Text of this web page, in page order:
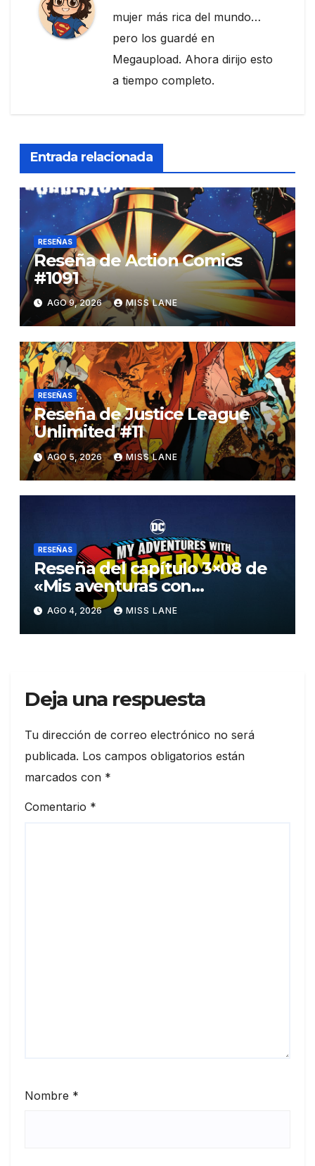
mujer más rica del mundo…
pero los guardé en
Megaupload. Ahora dirijo esto
a tiempo completo.
Entrada relacionada
RESEÑAS
Reseña de Action Comics
#1091
AGO 9, 2026 MISS LANE
RESEÑAS
Reseña de Justice League
Unlimited #11
AGO 5, 2026 MISS LANE
RESEÑAS
Reseña del capítulo 3×08 de
«Mis aventuras con
Superman»
AGO 4, 2026 MISS LANE
Deja una respuesta
Tu dirección de correo electrónico no será
publicada. Los campos obligatorios están
marcados con *
Comentario *
Nombre *